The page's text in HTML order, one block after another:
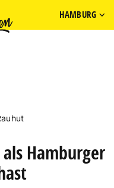
HAMBURG
Hamburger